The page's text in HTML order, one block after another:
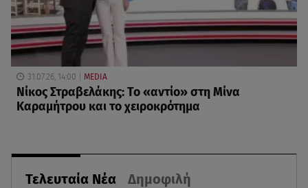
Τελευταία Νέα Δημοφιλή
31.07.26, 14:00 MEDIA
Νίκος Στραβελάκης: Το «αντίο» στη Μίνα
Καραμήτρου και το χειροκρότημα